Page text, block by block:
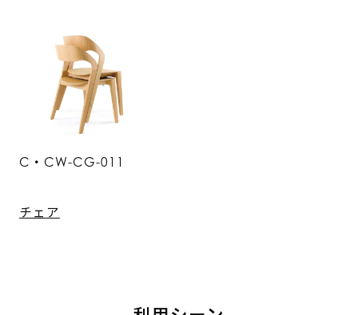
C・CW-CG-011
チェア